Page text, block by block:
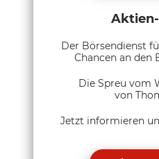
Der Börsendienst
Chancen an den
Die Spreu vom
von
Jetzt informieren